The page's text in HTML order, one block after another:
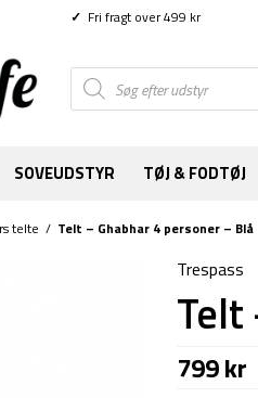
✓ Fri fragt over 499 kr
Products
search
SOVEUDSTYR TØJ & FODTØJ
telte / Telt – Ghabhar 4 personer – Blå
Trespass
Telt
799kr